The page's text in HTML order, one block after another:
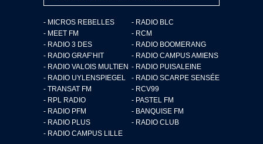
- MICROS REBELLES
- RADIO BLC
- MEET FM
- RCM
- RADIO 3 DES
- RADIO BOOMERANG
- RADIO GRAF’HIT
- RADIO CAMPUS AMIENS
- RADIO VALOIS MULTIEN - RADIO PUISALEINE
- RADIO UYLENSPIEGEL
- RADIO SCARPE SENSÉE
- TRANSAT FM
- RCV99
- RPL RADIO
- PASTEL FM
- RADIO PFM
- BANQUISE FM
- RADIO PLUS
- RADIO CLUB
- RADIO CAMPUS LILLE